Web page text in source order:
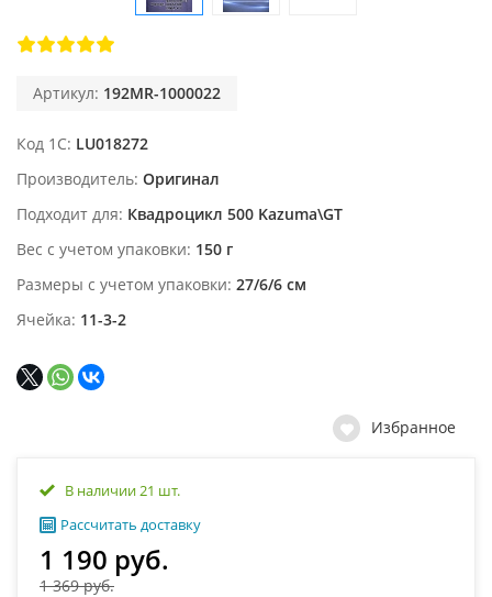
Артикул: 192MR-1000022
Код 1С LU018272
Производитель Оригинал
Подходит для Квадроцикл 500 Kazuma\GT
Вес с учетом упаковки 150 г
Размеры с учетом упаковки 27/6/6 см
Ячейка 11-3-2
Избранное
В наличии 21 шт.
Рассчитать доставку
1 190 руб.
1 369 руб.